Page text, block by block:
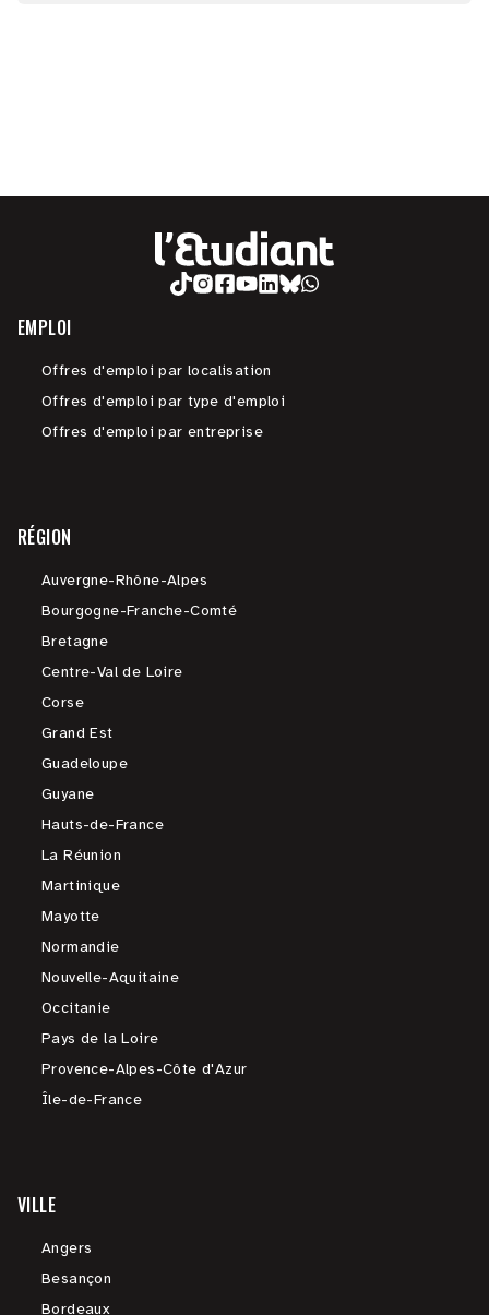
EMPLOI
Offres d'emploi par localisation
Offres d'emploi par type d'emploi
Offres d'emploi par entreprise
RÉGION
Auvergne-Rhône-Alpes
Bourgogne-Franche-Comté
Bretagne
Centre-Val de Loire
Corse
Grand Est
Guadeloupe
Guyane
Hauts-de-France
La Réunion
Martinique
Mayotte
Normandie
Nouvelle-Aquitaine
Occitanie
Pays de la Loire
Provence-Alpes-Côte d'Azur
Île-de-France
VILLE
Angers
Besançon
Bordeaux